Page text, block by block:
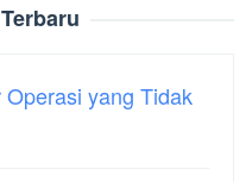
yang Tidak